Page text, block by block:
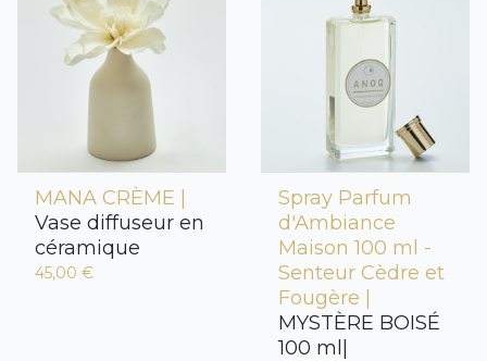
MANA CRÈME |
Vase diffuseur en
céramique
45,00 €
Spray Parfum
d'Ambiance
Maison 100 ml -
Senteur Cèdre et
Fougère |
MYSTÈRE BOISÉ
100 ml|